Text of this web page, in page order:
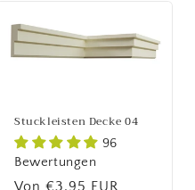
Stuckleisten Decke 04
96
Bewertungen
Normaler
Von €3,95 EUR